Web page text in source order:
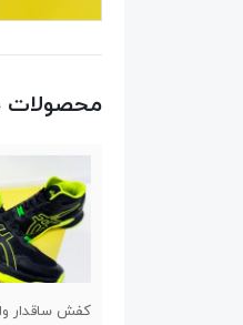
محصولات
کفش استوک